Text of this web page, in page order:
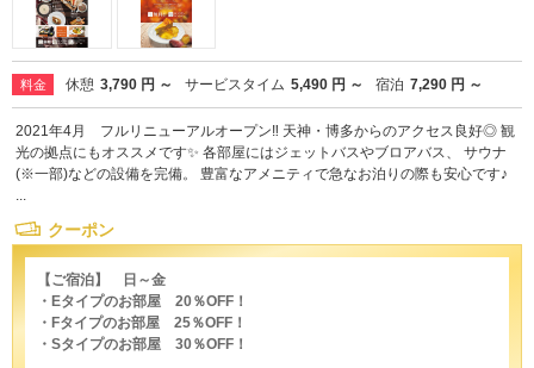
料金 休憩 3,790 円 ～ サービスタイム 5,490 円 ～ 宿泊 7,290 円 ～
2021年4月 フルリニューアルオープン‼ 天神・博多からのアクセス良好◎ 観
光の拠点にもオススメです✨ 各部屋にはジェットバスやブロアバス、 サウナ
(※一部)などの設備を完備。 豊富なアメニティで急なお泊りの際も安心です♪
...
クーポン
【ご宿泊】 日～金
・Eタイプのお部屋 20％OFF！
・Fタイプのお部屋 25％OFF！
・Sタイプのお部屋 30％OFF！